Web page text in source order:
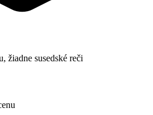
žiadne susedské reči